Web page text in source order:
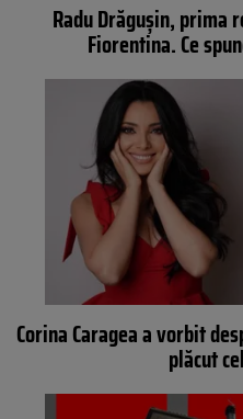
Radu Drăgușin, prima
Fiorentina. Ce
Corina Caragea a vorbit
plăcut